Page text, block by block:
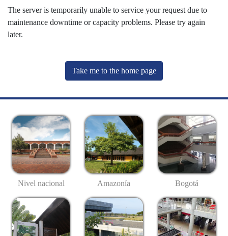
The server is temporarily unable to service your request due to
maintenance downtime or capacity problems. Please try again
later.
Take me to the home page
Nivel nacional Amazonía Bogotá